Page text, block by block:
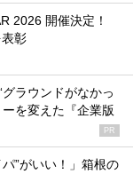
2026 開催決定！
彰
グラウンドがなかっ
を変えた『企業版
PR
パ”がいい！」箱根の